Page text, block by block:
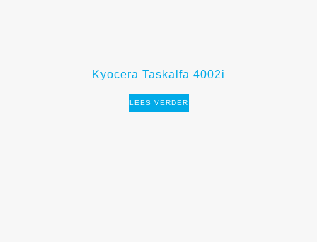
Kyocera Taskalfa 4002i
LEES VERDER